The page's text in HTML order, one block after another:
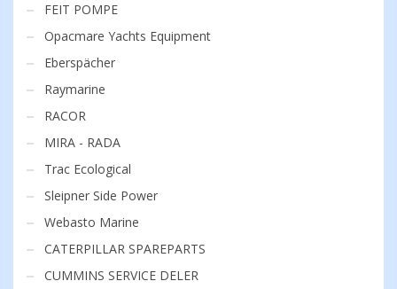
FEIT POMPE
Opacmare Yachts Equipment
Eberspächer
Raymarine
RACOR
MIRA - RADA
Trac Ecological
Sleipner Side Power
Webasto Marine
CATERPILLAR SPAREPARTS
CUMMINS SERVICE DELER